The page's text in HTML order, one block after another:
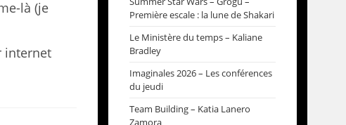
là (je
internet
Première escale : la lune de Shakari
Le Ministère du temps – Kaliane
Bradley
Imaginales 2026 – Les conférences
du jeudi
Team Building – Katia Lanero
Zamora